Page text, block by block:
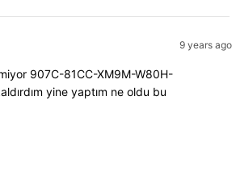
9 years ago
907C-81CC-XM9M-W80H-
yine yaptım ne oldu bu